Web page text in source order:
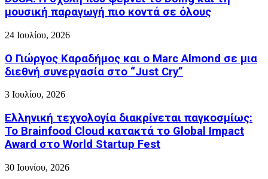
μουσική παραγωγή πιο κοντά σε όλους
24 Ιουλίου, 2026
Ο Γιώργος Καραδήμος και ο Marc Almond σε μια
διεθνή συνεργασία στο “Just Cry”
3 Ιουλίου, 2026
Ελληνική τεχνολογία διακρίνεται παγκοσμίως:
Το Brainfood Cloud κατακτά το Global Impact
Award στο World Startup Fest
30 Ιουνίου, 2026